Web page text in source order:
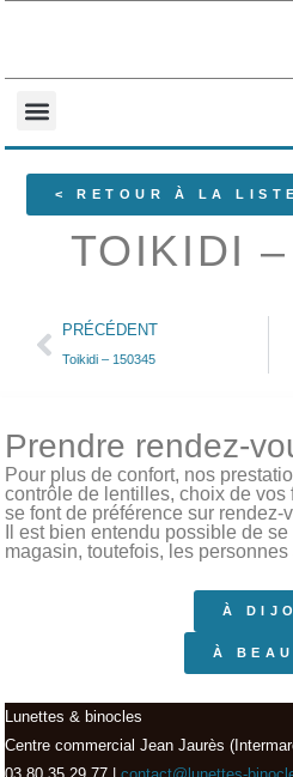
< RETOUR À LA LISTE
TOIKIDI
PRÉCÉDENT
Toikidi – 150345
Prendre rendez-
Pour plus de confort, nos
contrôle de lentilles, choix de vos
se font de préférence sur rendez-
Il est bien entendu possible de
magasin, toutefois, les
À
À
Lunettes & binocles
Centre commercial Jean Jaurès